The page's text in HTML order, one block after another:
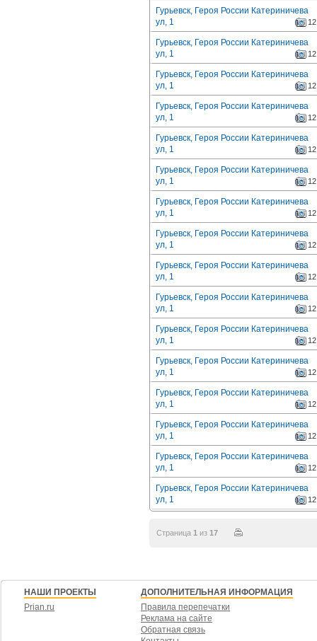
Гурьевск, Героя России Катериничева
ул, 1
12
Гурьевск, Героя России Катериничева
ул, 1
12
Гурьевск, Героя России Катериничева
ул, 1
12
Гурьевск, Героя России Катериничева
ул, 1
12
Гурьевск, Героя России Катериничева
ул, 1
12
Гурьевск, Героя России Катериничева
ул, 1
12
Гурьевск, Героя России Катериничева
ул, 1
12
Гурьевск, Героя России Катериничева
ул, 1
12
Гурьевск, Героя России Катериничева
ул, 1
12
Гурьевск, Героя России Катериничева
ул, 1
12
Гурьевск, Героя России Катериничева
ул, 1
12
Гурьевск, Героя России Катериничева
ул, 1
12
Гурьевск, Героя России Катериничева
ул, 1
12
Гурьевск, Героя России Катериничева
ул, 1
12
Гурьевск, Героя России Катериничева
ул, 1
12
Гурьевск, Героя России Катериничева
ул, 1
12
Страница 1 из 17
НАШИ ПРОЕКТЫ
Prian.ru
ДОПОЛНИТЕЛЬНАЯ ИНФОРМАЦИЯ
Правила перепечатки
Реклама на сайте
Обратная связь